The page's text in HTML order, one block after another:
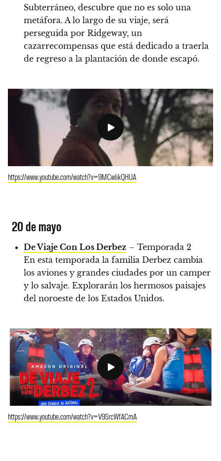
Subterráneo, descubre que no es solo una
metáfora. A lo largo de su viaje, será
perseguida por Ridgeway, un
cazarrecompensas que está dedicado a traerla
de regreso a la plantación de donde escapó.
https://www.youtube.com/watch?v=9MCwlikQHUA
20 de mayo
De Viaje Con Los Derbez – Temporada 2
En esta temporada la familia Derbez cambia
los aviones y grandes ciudades por un camper
y lo salvaje. Explorarán los hermosos paisajes
del noroeste de los Estados Unidos.
https://www.youtube.com/watch?v=V9SrcWfACmA